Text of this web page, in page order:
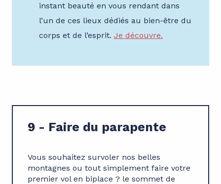
instant beauté en vous rendant dans
l’un de ces lieux dédiés au bien-être du
corps et de l’esprit. Je découvre.
9 - Faire du parapente
Vous souhaitez survoler nos belles
montagnes ou tout simplement faire votre
premier vol en biplace ? le sommet de